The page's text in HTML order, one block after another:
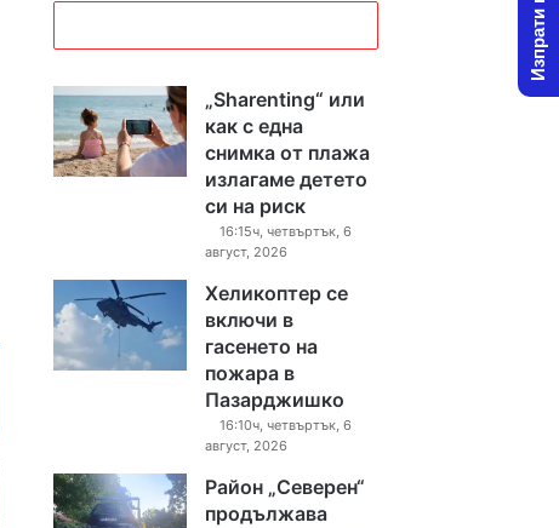
„Sharenting“ или
как с една
снимка от плажа
излагаме детето
си на риск
16:15ч, четвъртък, 6
август, 2026
Хеликоптер се
включи в
гасенето на
пожара в
Пазарджишко
16:10ч, четвъртък, 6
август, 2026
Район „Северен“
продължава